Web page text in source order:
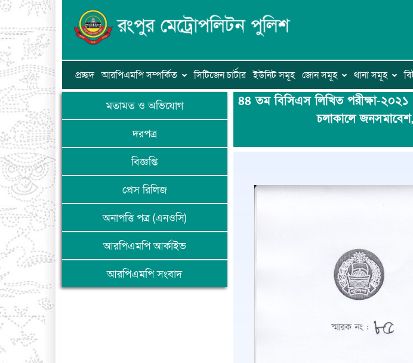
প্রচ্ছদ আরপিএমপি সম্পর্কিত সিটিজেন চার্টার ইউনিট সমূহ জোন সমূহ থানা সমূহ
মতামত ও অভিযোগ
দরপত্র
বিজ্ঞপ্তি
প্রেস রিলিজ
অনাপত্তি পত্র (এনওসি)
আরপিএমপি আর্কাইভ
আরপিএমপি সংবাদ
৪৪ তম বিসিএস লিখিত পরীক্ষা-২০২১
চলাকালে জনসমাবেশ,